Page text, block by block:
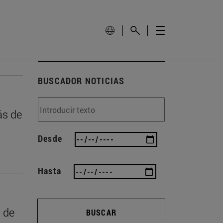
de
de
BUSCADOR NOTICIAS
Desde
Hasta
BUSCAR